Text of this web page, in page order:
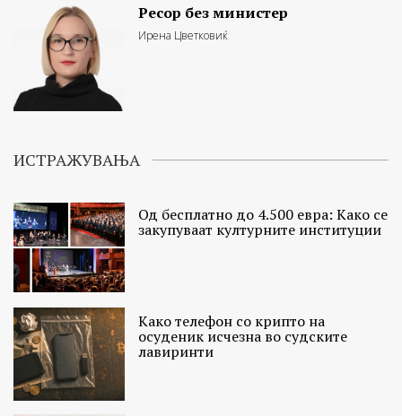
Ресор без министер
Ирена Цветковиќ
ИСТРАЖУВАЊА
Од бесплатно до 4.500 евра: Како се
закупуваат културните институции
Како телефон со крипто на
осуденик исчезна во судските
лавиринти